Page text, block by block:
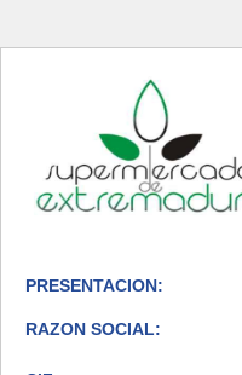
PRESENTACION:
RAZON SOCIAL: